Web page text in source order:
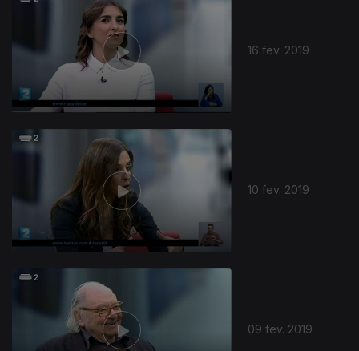
16 fev. 2019
10 fev. 2019
09 fev. 2019